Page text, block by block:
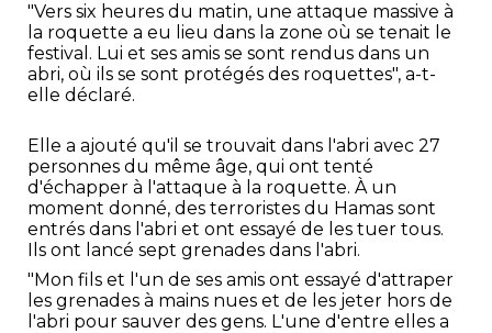
"Vers six heures du matin, une attaque massive à
la roquette a eu lieu dans la zone où se tenait le
festival. Lui et ses amis se sont rendus dans un
abri, où ils se sont protégés des roquettes", a-t-
elle déclaré.
Elle a ajouté qu'il se trouvait dans l'abri avec 27
personnes du même âge, qui ont tenté
d'échapper à l'attaque à la roquette. À un
moment donné, des terroristes du Hamas sont
entrés dans l'abri et ont essayé de les tuer tous.
Ils ont lancé sept grenades dans l'abri.
"Mon fils et l'un de ses amis ont essayé d'attraper
les grenades à mains nues et de les jeter hors de
l'abri pour sauver des gens. L'une d'entre elles a